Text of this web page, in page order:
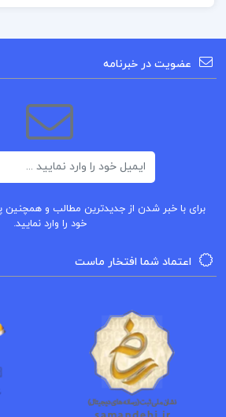
عضویت در خبرنامه
برای با خبر شدن از جدیدترین مطالب و همچنین
خود را وارد نمایید.
اعتماد شما افتخار ماست